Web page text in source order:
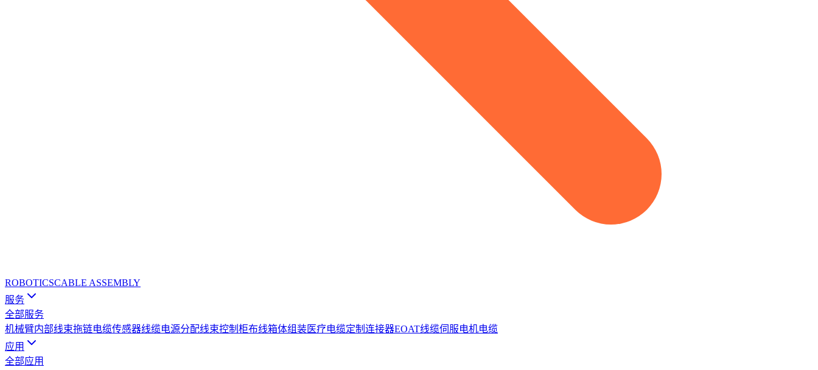
ROBOTICSCABLE ASSEMBLY
服务
全部服务
机械臂内部线束拖链电缆传感器线缆电源分配线束控制柜布线箱体组装医疗电缆定制连接器EOAT线缆伺服电机电缆
应用
全部应用